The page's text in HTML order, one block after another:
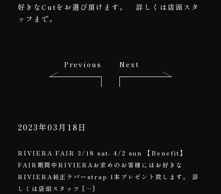
好きなCutをお選び頂けます。 詳しくは店頭スタ
ッフまで。
Previous Next
2023年03月18日
RIVIERA FAIR 3/18 sat- 4/2 sun 【Benefit】
FAIR期間中RIVIERAお求めのお客様にはお好きな
RIVIERA純正ラバーstrap 1本プレゼント致します。 詳
しくは店頭スタッフ […]